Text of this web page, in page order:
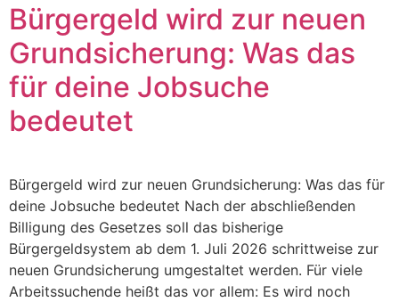
Bürgergeld wird zur neuen
Grundsicherung: Was das
für deine Jobsuche
bedeutet
Bürgergeld wird zur neuen Grundsicherung: Was das für
deine Jobsuche bedeutet Nach der abschließenden
Billigung des Gesetzes soll das bisherige
Bürgergeldsystem ab dem 1. Juli 2026 schrittweise zur
neuen Grundsicherung umgestaltet werden. Für viele
Arbeitssuchende heißt das vor allem: Es wird noch